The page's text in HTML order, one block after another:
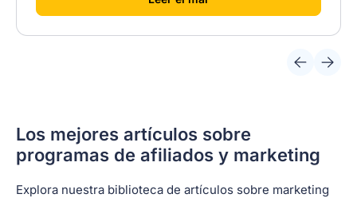
Los mejores artículos sobre
programas de afiliados y marketing
Explora nuestra biblioteca de artículos sobre marketing